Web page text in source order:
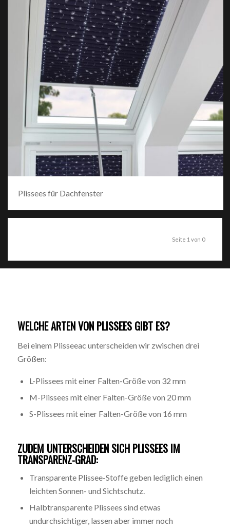
Plissees für Dachfenster
Seite 1 von 0
WELCHE ARTEN VON PLISSEES GIBT ES?
Bei einem Plisseeac unterscheiden wir zwischen drei
Größen:
L-Plissees mit einer Falten-Größe von 32 mm
M-Plissees mit einer Falten-Größe von 20 mm
S-Plissees mit einer Falten-Größe von 16 mm
ZUDEM UNTERSCHEIDEN SICH PLISSEES IM
TRANSPARENZ-GRAD:
Transparente Plissee-Stoffe geben lediglich einen
leichten Sonnen- und Sichtschutz.
Halbtransparente Plissees sind etwas
undurchsichtiger, lassen aber immer noch